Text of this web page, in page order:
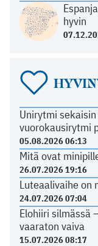
hyvin
Unirytmi
vuorokausirytmi
05.08.2026 06:13
Mitä ovat
26.07.2026 19:16
Luteaalivaihe on
24.07.2026 07:04
Elohiiri silmässä
vaaraton vaiva
15.07.2026 08:17